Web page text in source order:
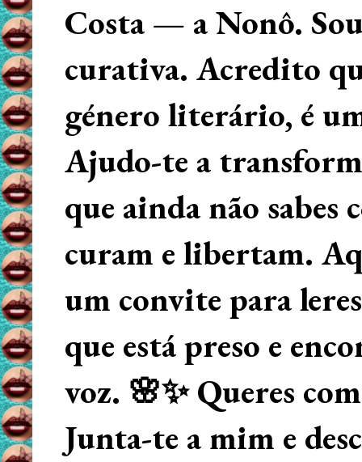
Costa — a Nonô.
curativa. Acredito
género literário, é
Ajudo-te a
que ainda não
curam e libertam.
um convite para
que está preso e
voz. 🌸✨ Queres
Junta-te a mim e